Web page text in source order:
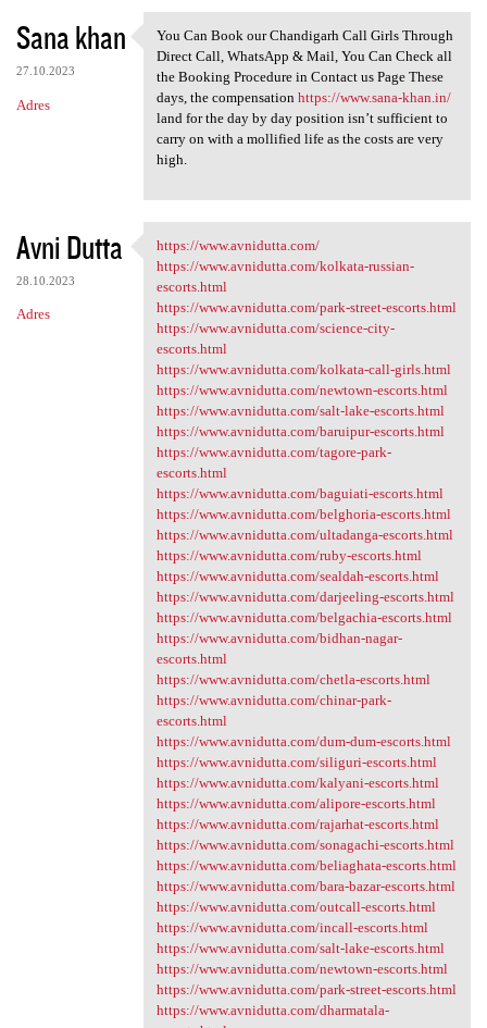
Sana khan
27.10.2023
Adres
You Can Book our Chandigarh
You Can Book our Chandigarh Call Girls Through
Direct Call, WhatsApp & Mail, You Can Check all
the Booking Procedure in Contact us Page These
days, the compensation https://www.sana-khan.in/
land for the day by day position isn’t sufficient to
carry on with a mollified life as the costs are very
high.
Avni Dutta
28.10.2023
Adres
https://www.avnidutta.com/
https://www.avnidutta.com/
https://www.avnidutta.com/kolkata-russian-
escorts.html
https://www.avnidutta.com/park-street-escorts.html
https://www.avnidutta.com/science-city-
escorts.html
https://www.avnidutta.com/kolkata-call-girls.html
https://www.avnidutta.com/newtown-escorts.html
https://www.avnidutta.com/salt-lake-escorts.html
https://www.avnidutta.com/baruipur-escorts.html
https://www.avnidutta.com/tagore-park-
escorts.html
https://www.avnidutta.com/baguiati-escorts.html
https://www.avnidutta.com/belghoria-escorts.html
https://www.avnidutta.com/ultadanga-escorts.html
https://www.avnidutta.com/ruby-escorts.html
https://www.avnidutta.com/sealdah-escorts.html
https://www.avnidutta.com/darjeeling-escorts.html
https://www.avnidutta.com/belgachia-escorts.html
https://www.avnidutta.com/bidhan-nagar-
escorts.html
https://www.avnidutta.com/chetla-escorts.html
https://www.avnidutta.com/chinar-park-
escorts.html
https://www.avnidutta.com/dum-dum-escorts.html
https://www.avnidutta.com/siliguri-escorts.html
https://www.avnidutta.com/kalyani-escorts.html
https://www.avnidutta.com/alipore-escorts.html
https://www.avnidutta.com/rajarhat-escorts.html
https://www.avnidutta.com/sonagachi-escorts.html
https://www.avnidutta.com/beliaghata-escorts.html
https://www.avnidutta.com/bara-bazar-escorts.html
https://www.avnidutta.com/outcall-escorts.html
https://www.avnidutta.com/incall-escorts.html
https://www.avnidutta.com/salt-lake-escorts.html
https://www.avnidutta.com/newtown-escorts.html
https://www.avnidutta.com/park-street-escorts.html
https://www.avnidutta.com/dharmatala-